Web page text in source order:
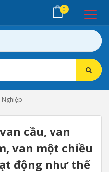
0
Nghiệp
cầu, van
van một chiều
động như thế